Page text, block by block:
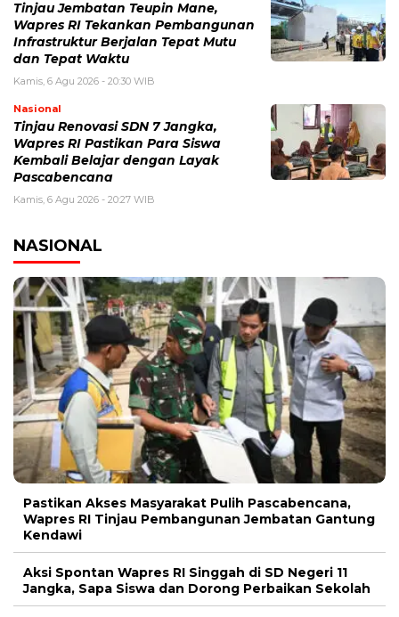
Tinjau Jembatan Teupin Mane,
Wapres RI Tekankan Pembangunan
Infrastruktur Berjalan Tepat Mutu
dan Tepat Waktu
Kamis, 6 Agu 2026 - 20:30 WIB
Nasional
Tinjau Renovasi SDN 7 Jangka,
Wapres RI Pastikan Para Siswa
Kembali Belajar dengan Layak
Pascabencana
Kamis, 6 Agu 2026 - 20:27 WIB
NASIONAL
Pastikan Akses Masyarakat Pulih Pascabencana,
Wapres RI Tinjau Pembangunan Jembatan Gantung
Kendawi
Aksi Spontan Wapres RI Singgah di SD Negeri 11
Jangka, Sapa Siswa dan Dorong Perbaikan Sekolah